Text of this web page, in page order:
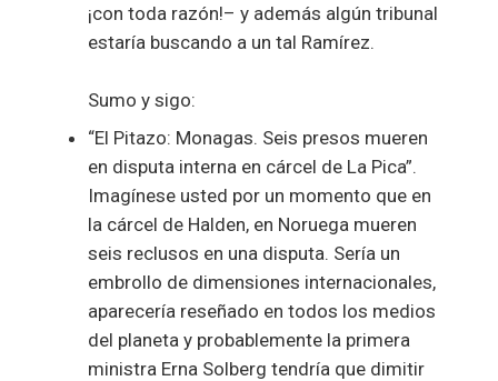
¡con toda razón!– y además algún tribunal
estaría buscando a un tal Ramírez.
Sumo y sigo:
“El Pitazo: Monagas. Seis presos mueren
en disputa interna en cárcel de La Pica”.
Imagínese usted por un momento que en
la cárcel de Halden, en Noruega mueren
seis reclusos en una disputa. Sería un
embrollo de dimensiones internacionales,
aparecería reseñado en todos los medios
del planeta y probablemente la primera
ministra Erna Solberg tendría que dimitir